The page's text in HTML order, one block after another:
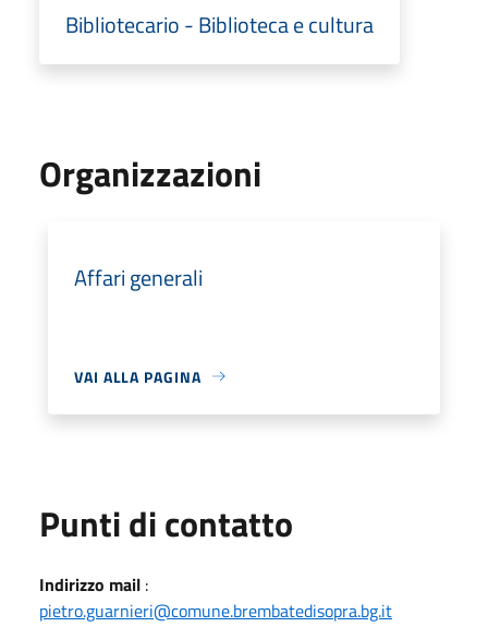
Bibliotecario - Biblioteca e cultura
Organizzazioni
Affari generali
VAI ALLA PAGINA
Punti di contatto
Indirizzo mail :
pietro.guarnieri@comune.brembatedisopra.bg.it